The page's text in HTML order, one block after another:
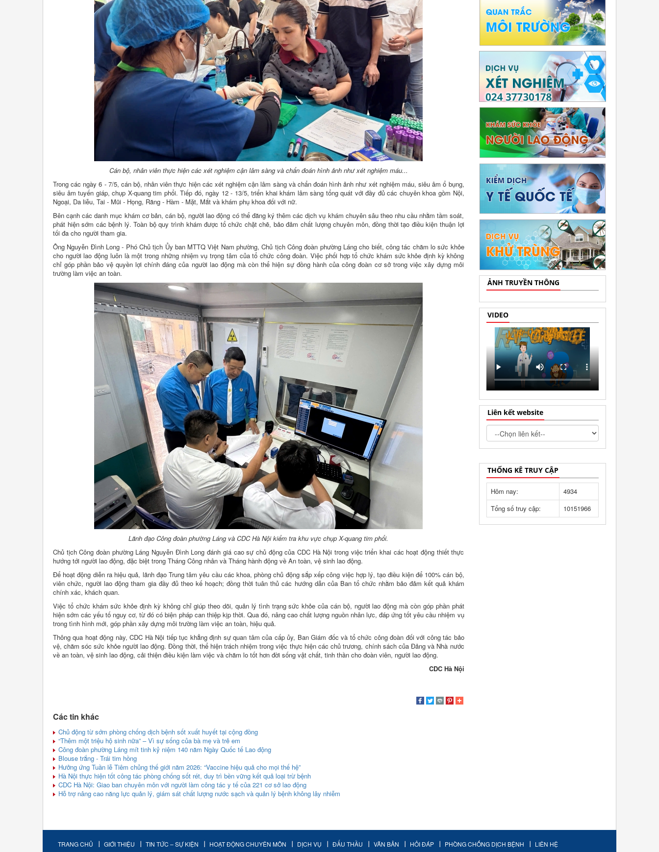
Cán bộ, nhân viên thực hiện các xét nghiệm cận lâm sàng và chẩn đoán hình ảnh như xét nghiệm máu...
Trong các ngày 6 - 7/5, cán bộ, nhân viên thực hiện các xét nghiệm cận lâm sàng và chẩn đoán hình ảnh như xét nghiệm máu, siêu âm ổ bụng,
siêu âm tuyến giáp, chụp X-quang tim phổi. Tiếp đó, ngày 12 - 13/5, triển khai khám lâm sàng tổng quát với đầy đủ các chuyên khoa gồm Nội,
Ngoại, Da liễu, Tai - Mũi - Họng, Răng - Hàm - Mặt, Mắt và khám phụ khoa đối với nữ.
Bên cạnh các danh mục khám cơ bản, cán bộ, người lao động có thể đăng ký thêm các dịch vụ khám chuyên sâu theo nhu cầu nhằm tầm soát,
phát hiện sớm các bệnh lý. Toàn bộ quy trình khám được tổ chức chặt chẽ, bảo đảm chất lượng chuyên môn, đồng thời tạo điều kiện thuận lợi
tối đa cho người tham gia.
Ông Nguyễn Đình Long - Phó Chủ tịch Ủy ban MTTQ Việt Nam phường, Chủ tịch Công đoàn phường Láng cho biết, công tác chăm lo sức khỏe
cho người lao động luôn là một trong những nhiệm vụ trọng tâm của tổ chức công đoàn. Việc phối hợp tổ chức khám sức khỏe định kỳ không
chỉ góp phần bảo vệ quyền lợi chính đáng của người lao động mà còn thể hiện sự đồng hành của công đoàn cơ sở trong việc xây dựng môi
trường làm việc an toàn.
Lãnh đạo Công đoàn phường Láng và CDC Hà Nội kiểm tra khu vực chụp X-quang tim phổi.
Chủ tịch Công đoàn phường Láng Nguyễn Đình Long đánh giá cao sự chủ động của CDC Hà Nội trong việc triển khai các hoạt động thiết thực
hướng tới người lao động, đặc biệt trong Tháng Công nhân và Tháng hành động về An toàn, vệ sinh lao động.
Để hoạt động diễn ra hiệu quả, lãnh đạo Trung tâm yêu cầu các khoa, phòng chủ động sắp xếp công việc hợp lý, tạo điều kiện để 100% cán bộ,
viên chức, người lao động tham gia đầy đủ theo kế hoạch; đồng thời tuân thủ các hướng dẫn của Ban tổ chức nhằm bảo đảm kết quả khám
chính xác, khách quan.
Việc tổ chức khám sức khỏe định kỳ không chỉ giúp theo dõi, quản lý tình trạng sức khỏe của cán bộ, người lao động mà còn góp phần phát
hiện sớm các yếu tố nguy cơ, từ đó có biện pháp can thiệp kịp thời. Qua đó, nâng cao chất lượng nguồn nhân lực, đáp ứng tốt yêu cầu nhiệm vụ
trong tình hình mới, góp phần xây dựng môi trường làm việc an toàn, hiệu quả.
Thông qua hoạt động này, CDC Hà Nội tiếp tục khẳng định sự quan tâm của cấp ủy, Ban Giám đốc và tổ chức công đoàn đối với công tác bảo
vệ, chăm sóc sức khỏe người lao động. Đồng thời, thể hiện trách nhiệm trong việc thực hiện các chủ trương, chính sách của Đảng và Nhà nước
về an toàn, vệ sinh lao động, cải thiện điều kiện làm việc và chăm lo tốt hơn đời sống vật chất, tinh thần cho đoàn viên, người lao động.
CDC Hà Nội
Các tin khác
Chủ động từ sớm phòng chống dịch bệnh sốt xuất huyết tại cộng đồng
“Thêm một triệu hộ sinh nữa” – Vì sự sống của bà mẹ và trẻ em
Công đoàn phường Láng mít tinh kỷ niệm 140 năm Ngày Quốc tế Lao động
Blouse trắng - Trái tim hồng
Hưởng ứng Tuần lễ Tiêm chủng thế giới năm 2026: “Vaccine hiệu quả cho mọi thế hệ”
Hà Nội thực hiện tốt công tác phòng chống sốt rét, duy trì bền vững kết quả loại trừ bệnh
CDC Hà Nội: Giao ban chuyên môn với người làm công tác y tế của 221 cơ sở lao động
Hỗ trợ nâng cao năng lực quản lý, giám sát chất lượng nước sạch và quản lý bệnh không lây nhiễm
ẢNH TRUYỀN THÔNG
VIDEO
Liên kết website
THỐNG KÊ TRUY CẬP
Hôm nay:
4934
Tổng số truy cập:
10151966
TRANG CHỦ GIỚI THIỆU TIN TỨC – SỰ KIỆN HOẠT ĐỘNG CHUYÊN MÔN DỊCH VỤ ĐẤU THẦU VĂN BẢN HỎI ĐÁP PHÒNG CHỐNG DỊCH BỆNH LIÊN HỆ